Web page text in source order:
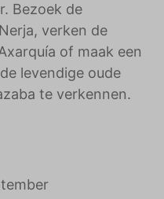
Bezoek de
verken de
of maak een
levendige oude
te verkennen.